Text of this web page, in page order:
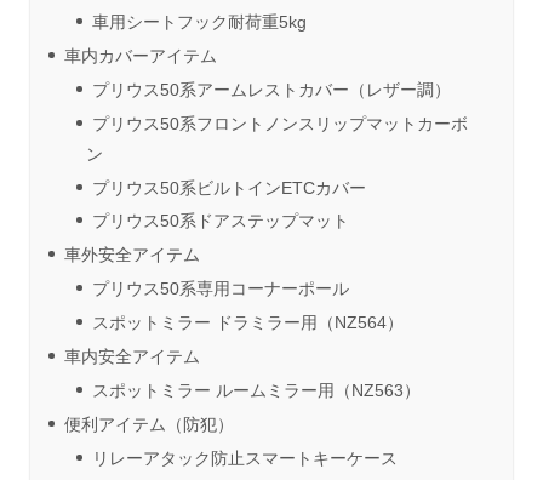
車用シートフック耐荷重5kg
車内カバーアイテム
プリウス50系アームレストカバー（レザー調）
プリウス50系フロントノンスリップマットカーボ
ン
プリウス50系ビルトインETCカバー
プリウス50系ドアステップマット
車外安全アイテム
プリウス50系専用コーナーポール
スポットミラー ドラミラー用（NZ564）
車内安全アイテム
スポットミラー ルームミラー用（NZ563）
便利アイテム（防犯）
リレーアタック防止スマートキーケース